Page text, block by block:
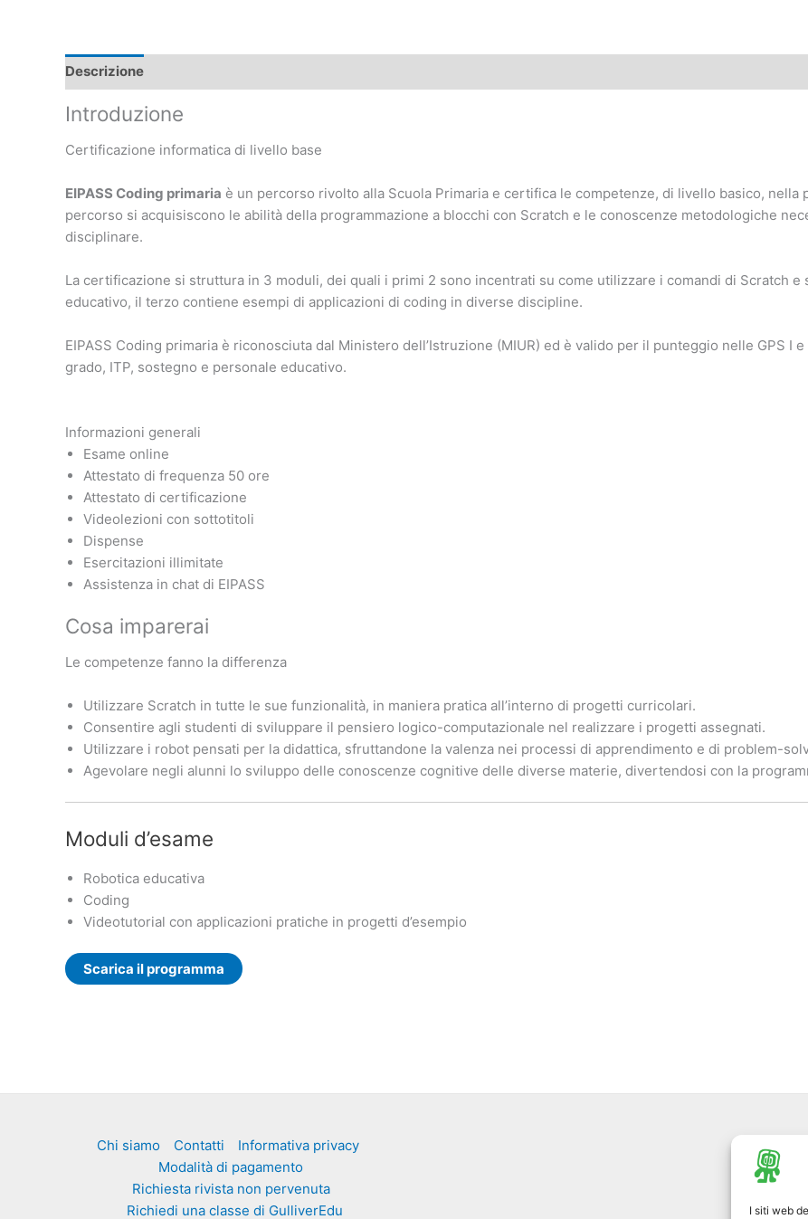
I siti web
Descrizione
Introduzione
Certificazione informatica di livello base
EIPASS Coding primaria è un percorso rivolto alla Scuola Primaria e certifica le competenze, di livello basico,
percorso si acquisiscono le abilità della programmazione a blocchi con Scratch e le conoscenze metodologiche
disciplinare.
La certificazione si struttura in 3 moduli, dei quali i primi 2 sono incentrati su come utilizzare i comandi di Scratch
educativo, il terzo contiene esempi di applicazioni di coding in diverse discipline.
EIPASS Coding primaria è riconosciuta dal Ministero dell’Istruzione (MIUR) ed è valido per il punteggio nelle GPS I
grado, ITP, sostegno e personale educativo.
Informazioni generali
Esame online
Attestato di frequenza 50 ore
Attestato di certificazione
Videolezioni con sottotitoli
Dispense
Esercitazioni illimitate
Assistenza in chat di EIPASS
Cosa imparerai
Le competenze fanno la differenza
Utilizzare Scratch in tutte le sue funzionalità, in maniera pratica all’interno di progetti curricolari.
Consentire agli studenti di sviluppare il pensiero logico-computazionale nel realizzare i progetti assegnati.
Utilizzare i robot pensati per la didattica, sfruttandone la valenza nei processi di apprendimento e di problem-
Agevolare negli alunni lo sviluppo delle conoscenze cognitive delle diverse materie, divertendosi con la
Moduli d’esame
Robotica educativa
Coding
Videotutorial con applicazioni pratiche in progetti d’esempio
Scarica il programma
Chi siamo Contatti
Informativa privacy
Modalità di pagamento
Richiesta rivista non pervenuta
Richiedi una classe di GulliverEdu